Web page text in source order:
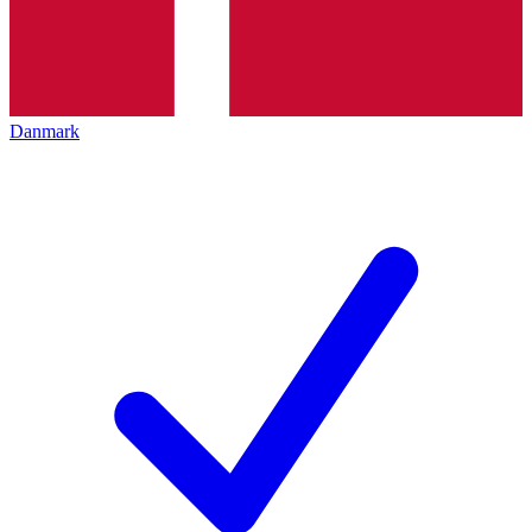
Danmark